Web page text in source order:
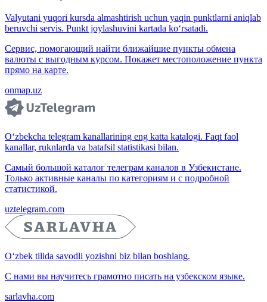
Valyutani yuqori kursda almashtirish uchun yaqin punktlarni aniqlab
beruvchi servis. Punkt joylashuvini kartada ko‘rsatadi.
Сервис, помогающий найти ближайшие пункты обмена
валюты с выгодным курсом. Покажет местоположение пункта
прямо на карте.
onmap.uz
O‘zbekcha telegram kanallarining eng katta katalogi. Faqt faol
kanallar, ruknlarda va batafsil statistikasi bilan.
Самый большой каталог телеграм каналов в Узбекистане.
Только активные каналы по категориям и с подробной
статистикой.
uztelegram.com
O‘zbek tilida savodli yozishni biz bilan boshlang.
С нами вы научитесь грамотно писать на узбекском языке.
sarlavha.com